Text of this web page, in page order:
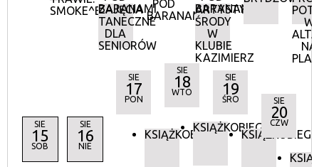
SMOKE^BLUESBARANAMI
ZAJĘCIA
TANECZNE
DLA
SENIORÓW
POD
BARANAMI
BARANAMI
ARTYSTYCZNE
ŚRODY
W
KLUBIE
KAZIMIERZ
W
NA
SIE
15
SOB
SIE
16
NIE
SIE
17
PON
KSIĄŻKOBIEG
SIE
18
WTO
KSIĄŻKOBIEG
SIE
19
ŚRO
KSIĄŻKOBIEG
SIE
20
CZW